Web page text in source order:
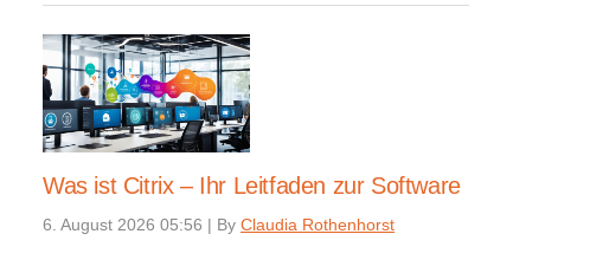
Was ist Citrix – Ihr Leitfaden zur Software
6. August 2026 05:56 | By Claudia Rothenhorst